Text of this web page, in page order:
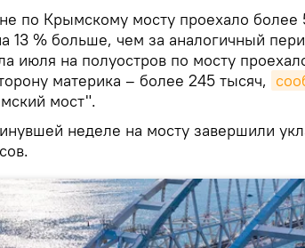
по Крымскому мосту проехало более
13 % больше, чем за аналогичный
июля на полуостров по мосту
материка – более 245 тысяч,
мост".
неделе на мосту завершили